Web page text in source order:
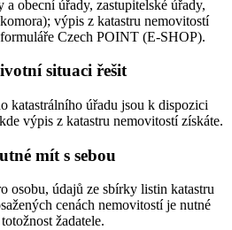
obecní úřady, zastupitelské úřady,
výpis z katastru nemovitostí
Czech POINT (E-SHOP).
situaci řešit
katastrálního úřadu jsou k dispozici
výpis z katastru nemovitostí získáte.
mít s sebou
osobu, údajů ze sbírky listin katastru
cenách nemovitostí je nutné
žadatele.